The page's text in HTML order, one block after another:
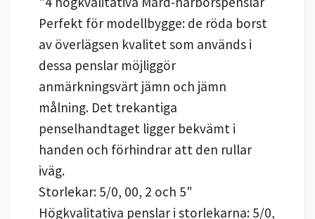
Perfekt för modellbygge: de röda borst
av överlägsen kvalitet som används i
dessa penslar möjliggör
anmärkningsvärt jämn och jämn
målning. Det trekantiga
penselhandtaget ligger bekvämt i
handen och förhindrar att den rullar
iväg.
Storlekar: 5/0, 00, 2 och 5"
Högkvalitativa penslar i storlekarna: 5/0,